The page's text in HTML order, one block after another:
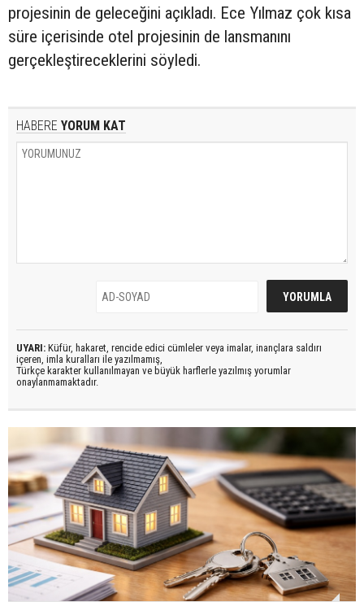
projesinin de geleceğini açıkladı. Ece Yılmaz çok kısa
süre içerisinde otel projesinin de lansmanını
gerçekleştireceklerini söyledi.
HABERE YORUM KAT
UYARI: Küfür, hakaret, rencide edici cümleler veya imalar, inançlara saldırı
içeren, imla kuralları ile yazılmamış,
Türkçe karakter kullanılmayan ve büyük harflerle yazılmış yorumlar
onaylanmamaktadır.